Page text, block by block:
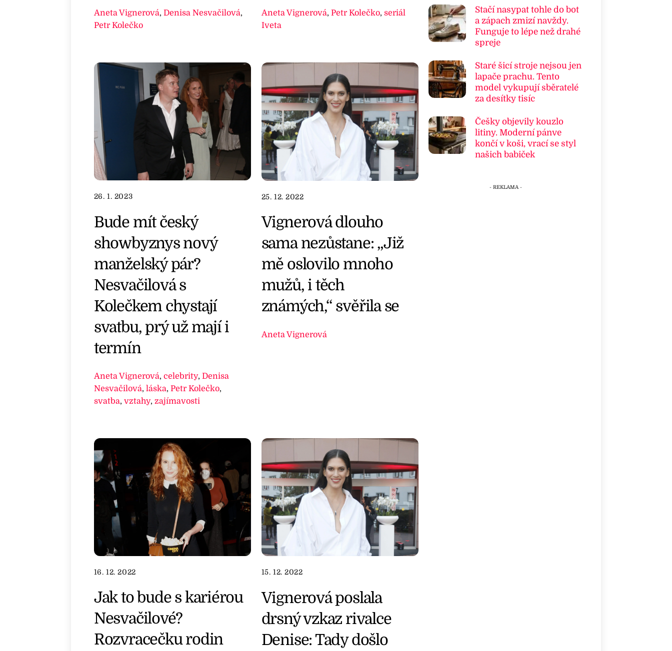
Aneta Vignerová, Denisa Nesvačilová,
Petr Kolečko
Aneta Vignerová, Petr Kolečko, seriál
Iveta
26. 1. 2023
Bude mít český
showbyznys nový
manželský pár?
Nesvačilová s
Kolečkem chystají
svatbu, prý už mají i
termín
Aneta Vignerová, celebrity, Denisa
Nesvačilová, láska, Petr Kolečko,
svatba, vztahy, zajímavosti
25. 12. 2022
Vignerová dlouho
sama nezůstane: „Již
mě oslovilo mnoho
mužů, i těch
známých,“ svěřila se
Aneta Vignerová
16. 12. 2022
Jak to bude s kariérou
Nesvačilové?
Rozvracečku rodin
15. 12. 2022
Vignerová poslala
drsný vzkaz rivalce
Denise: Tady došlo
Stačí nasypat tohle do bot
a zápach zmizí navždy.
Funguje to lépe než drahé
spreje
Staré šicí stroje nejsou jen
lapače prachu. Tento
model vykupují sběratelé
za desítky tisíc
Češky objevily kouzlo
litiny. Moderní pánve
končí v koši, vrací se styl
našich babiček